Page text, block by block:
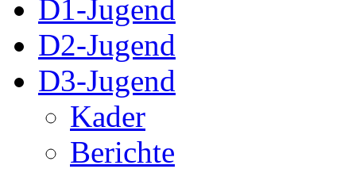
D1-Jugend
D2-Jugend
D3-Jugend
Kader
Berichte